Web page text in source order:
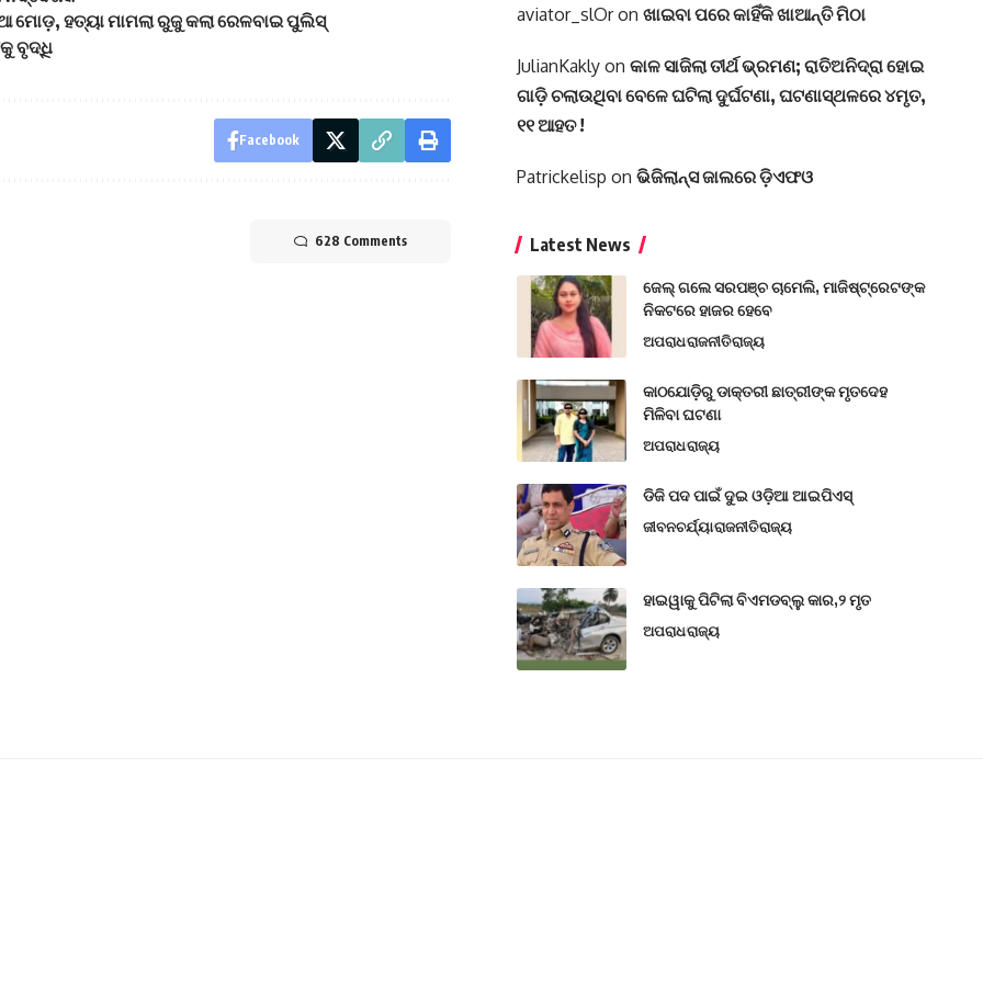
ହତ୍ୟା ମାମଲା ରୁଜୁ କଲା ରେଳବାଇ ପୁଲିସ୍
ବୃଦ୍ଧି
Facebook
628 Comments
aviator_slOron ଖାଇବା ପରେ କାହିଁକି ଖାଆନ୍ତି ମିଠା
JulianKaklyon କାଳ ସାଜିଲା ତୀର୍ଥ ଭ୍ରମଣ; ରାତିଅନିଦ୍ରା ହୋଇ
ଗାଡ଼ି ଚଲାଉଥିବା ବେଳେ ଘଟିଲା ଦୁର୍ଘଟଣା, ଘଟଣାସ୍ଥଳରେ ୪ମୃତ,
୧୧ ଆହତ !
Patrickelisp on ଭିଜିଲାନ୍ସ ଜାଲରେ ଡ଼ିଏଫଓ
Latest News
ଜେଲ୍ ଗଲେ ସରପଞ୍ଚ ଚାମେଲି, ମାଜିଷ୍ଟ୍ରେଟଙ୍କ
ନିକଟରେ ହାଜର ହେବେ
ଅପରାଧରାଜନୀତିରାଜ୍ୟ
କାଠଯୋଡ଼ିରୁ ଡାକ୍ତରୀ ଛାତ୍ରୀଙ୍କ ମୃତଦେହ
ମିଳିବା ଘଟଣା
ଅପରାଧରାଜ୍ୟ
ଡିଜି ପଦ ପାଇଁ ଦୁଇ ଓଡ଼ିଆ ଆଇପିଏସ୍
ଜୀବନଚର୍ଯ୍ୟାରାଜନୀତିରାଜ୍ୟ
ହାଇୱାକୁ ପିଟିଲା ବିଏମଡବ୍ଲୁ କାର,୨ ମୃତ
ଅପରାଧରାଜ୍ୟ